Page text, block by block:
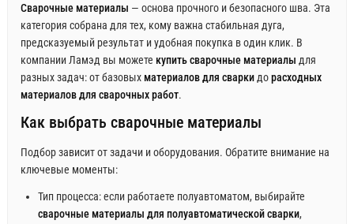
Сварочные материалы — основа прочного и безопасного шва. Эта
категория собрана для тех, кому важна стабильная дуга,
предсказуемый результат и удобная покупка в один клик. В
компании Ламэд вы можете купить сварочные материалы для
разных задач: от базовых материалов для сваркидорасходных
материалов для сварочных работ.
Как выбрать сварочные материалы
Подбор зависит от задачи и оборудования. Обратите внимание на
ключевые моменты:
Тип процесса: если работаете полуавтоматом, выбирайте
сварочные материалы для полуавтоматической сварки,